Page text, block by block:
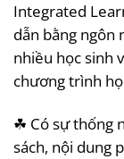
Integrated
dẫn bằng ngôn
nhiều học sinh
chương trình
☘ Có sự thống
sách, nội dung